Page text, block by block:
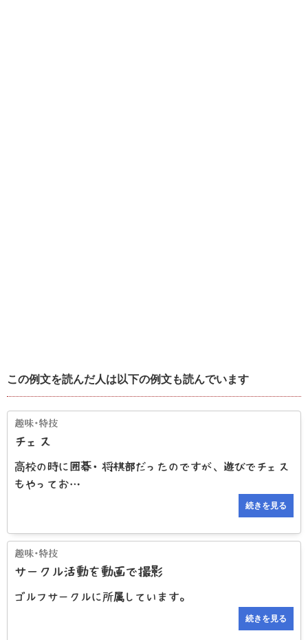
この例文を読んだ人は以下の例文も読んでいます
チェス
高校の時に囲碁・将棋部だったのですが、遊びでチェス
もやってお…
続きを見る
サークル活動を動画で撮影
ゴルフサークルに所属しています。
続きを見る